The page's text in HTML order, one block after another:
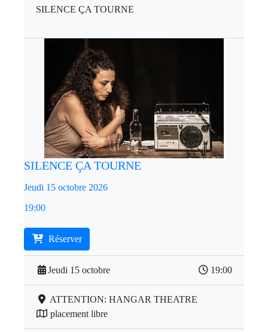
SILENCE ÇA TOURNE
SILENCE ÇA TOURNE
Jeudi 15 octobre 2026
19:00
Réserver
Jeudi 15 octobre 19:00
ATTENTION: HANGAR THEATRE
placement libre